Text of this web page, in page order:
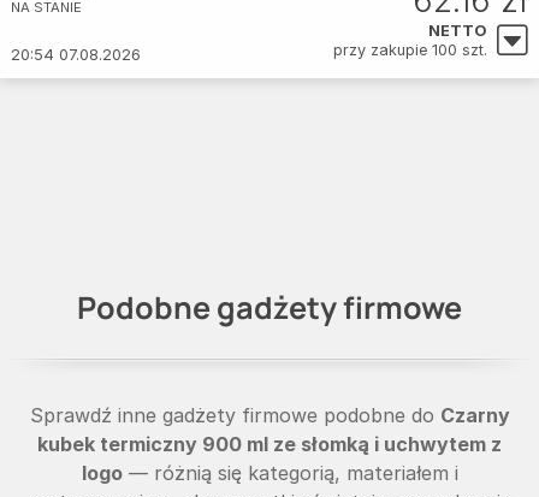
NA STANIE
20:54 07.08.2026
NETTO
przy zakupie 100 szt.
Podobne gadżety firmowe
Sprawdź inne gadżety firmowe podobne do Czarny
kubek termiczny 900 ml ze słomką i uchwytem z
logo— różnią się kategorią, materiałem i